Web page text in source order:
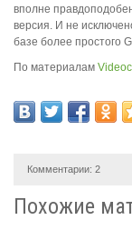
вполне
версия. И не
базе более простого
По материалам
Комментарии: 2
Похожие